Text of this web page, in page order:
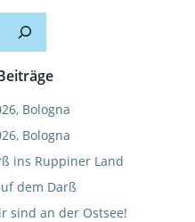
Bologna
Bologna
ins Ruppiner Land
dem Darß
sind an der Ostsee!